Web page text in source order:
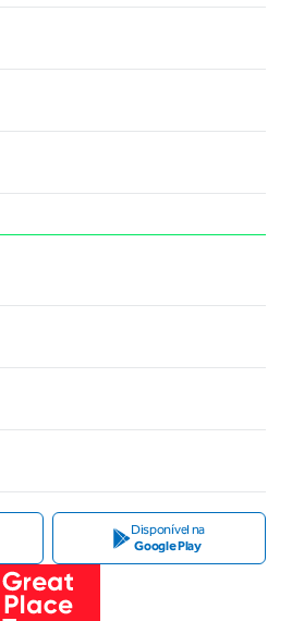
Disponível na
Google Play